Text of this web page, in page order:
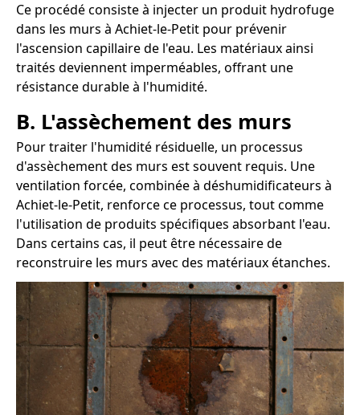
Ce procédé consiste à injecter un produit hydrofuge
dans les murs à Achiet-le-Petit pour prévenir
l'ascension capillaire de l'eau. Les matériaux ainsi
traités deviennent imperméables, offrant une
résistance durable à l'humidité.
B. L'assèchement des murs
Pour traiter l'humidité résiduelle, un processus
d'assèchement des murs est souvent requis. Une
ventilation forcée, combinée à déshumidificateurs à
Achiet-le-Petit, renforce ce processus, tout comme
l'utilisation de produits spécifiques absorbant l'eau.
Dans certains cas, il peut être nécessaire de
reconstruire les murs avec des matériaux étanches.